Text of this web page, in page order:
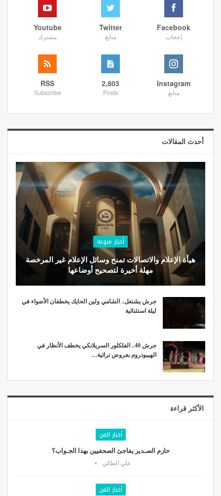
Facebook
إعجاب
Twitter
متابع
Youtube
مشترك
Instagram
متابع
2,803
Posts
RSS
Subscribe
أحدث المقالات
أخبار منوعة
هيأة الإعلام والاتصالات تمنح وسائل الإعلام غير المرخصة
مهلة أخيرة لتصحيح أوضاعها
جرش يشتعل.. الشامي ولين الحايك يخطفان الأضواء في
ليلة استثنائية
جرش 40.. الفلكلور السريلانكي يخطف الأنظار في
الهيبودروم بعروض تراثية…
الأكثر قراءة
أخبار الفن
حازم الصـدير يفاجئ الصحفيين بهذا الجـواب؟
علي الطائي
أخبار الفن